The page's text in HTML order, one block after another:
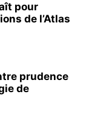
pour
de l’Atlas
prudence
de